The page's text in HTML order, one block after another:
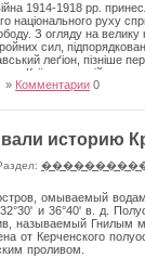
1914-1918 рр.
національного руху
З огляду на велику
сил,
леґіон, пізніше
до Київського
Проскурова, звідки
ген. Корніловим
» Комментарии 0
историю
омываемый
и 36°40' в. д.
называемый Гнилым
от Керченского
проливом.